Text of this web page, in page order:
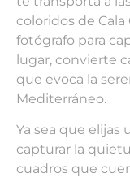
coloridos de
fotógrafo para
lugar, convierte
que evoca la
Mediterráneo.
Ya sea que elijas
capturar la
cuadros que